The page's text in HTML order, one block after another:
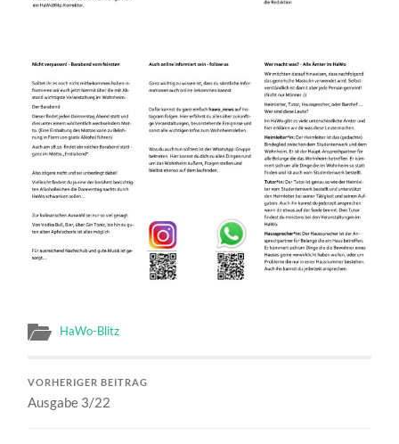
HaWo-Blitz
VORHERIGER BEITRAG
Ausgabe 3/22